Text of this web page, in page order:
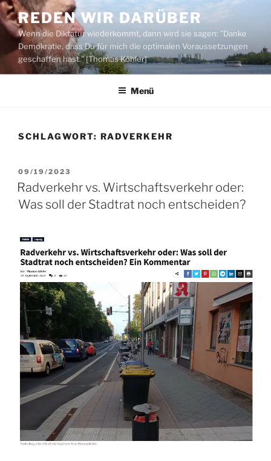
Zum
Inhalt
springen
REDEN WIR DARÜBER
Wenn die Diktatur wiederkommt, dann wird sie sagen: "Danke
Demokratie, dass Du für mich die optimalen Voraussetzungen
geschaffen hast." [Thomas Köhler]
Menü
SCHLAGWORT: RADVERKEHR
VERÖFFENTLICHT
AM
09/19/2023
Radverkehr vs. Wirtschaftsverkehr oder:
Was soll der Stadtrat noch entscheiden?